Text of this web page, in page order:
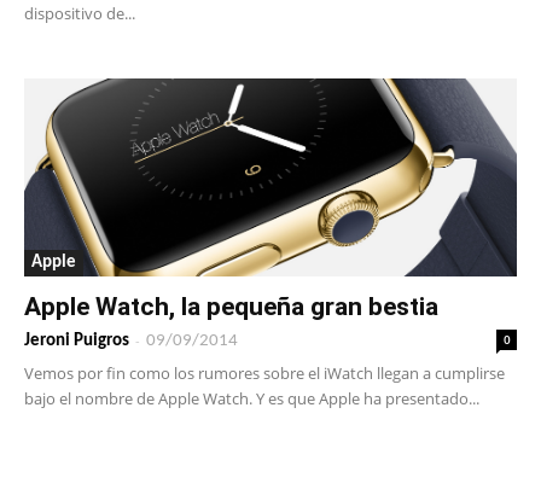
dispositivo de...
Apple
Apple Watch, la pequeña gran bestia
Jeroni Puigros - 09/09/2014 0
Vemos por fin como los rumores sobre el iWatch llegan a cumplirse
bajo el nombre de Apple Watch. Y es que Apple ha presentado...